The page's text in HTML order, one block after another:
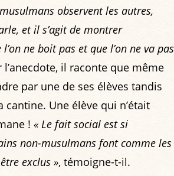
observent les autres,
et il s’agit de montrer
ne boit pas et que l’on ne va pas
l’anecdote, il raconte que même
par une de ses élèves tandis
cantine. Une élève qui n’était
! « Le fait social est si
non-musulmans font comme les
exclus », témoigne-t-il.